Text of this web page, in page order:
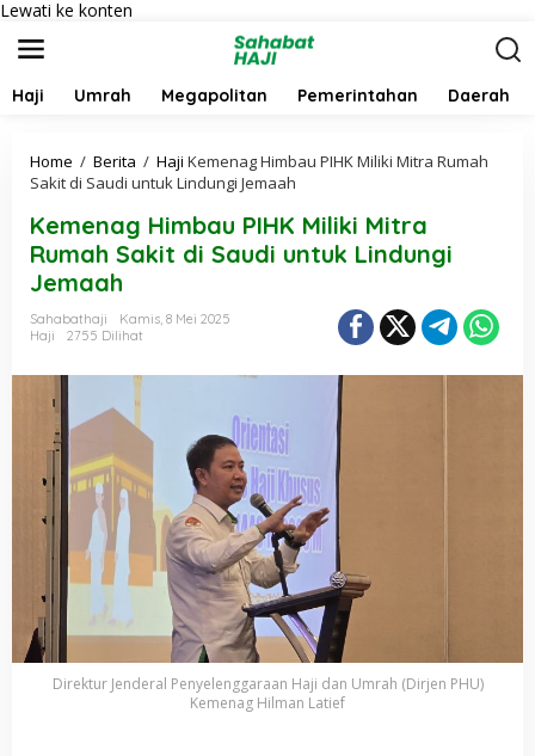
Lewati ke konten
Haji Umrah Megapolitan Pemerintahan Daerah
Home / Berita / Haji Kemenag Himbau PIHK Miliki Mitra Rumah
Sakit di Saudi untuk Lindungi Jemaah
Kemenag Himbau PIHK Miliki Mitra
Rumah Sakit di Saudi untuk Lindungi
Jemaah
Sahabathaji
Kamis, 8 Mei 2025
Haji
2755 Dilihat
Direktur Jenderal Penyelenggaraan Haji dan Umrah (Dirjen PHU)
Kemenag Hilman Latief